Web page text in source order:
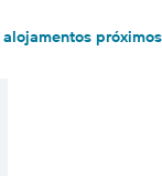
alojamentos próximos